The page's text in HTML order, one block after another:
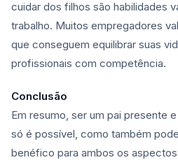
cuidar dos filhos são habilidades
trabalho. Muitos empregadores
que conseguem equilibrar suas
profissionais com competência.
Conclusão
Em resumo, ser um pai presente
só é possível, como também
benéfico para ambos os